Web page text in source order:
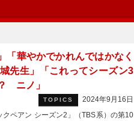
「華やかでかれんではかなく
先生」「これってシーズン3
ニノ」
TOPICS
2024年9月16日
ペアン シーズン2」（TBS系）の第10